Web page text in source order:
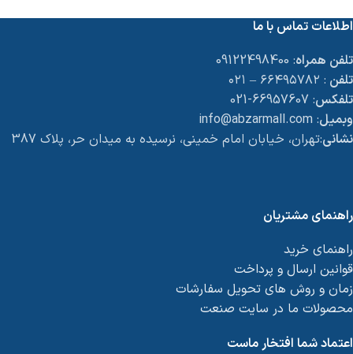
اطلاعات تماس با ما
تلفن همراه: 09122498400
تلفن : ۶۶۴۹۵۷۸۲ – ۰۲۱
تلفکس: 66957607-021
وبمیل: info@abzarmall.com
نشانی:تهران، خیابان امام خمینی، نرسیده به میدان حر، پلاک 387
راهنمای مشتریان
راهنمای خرید
قوانین ارسال و پرداخت
زمان و روش های تحویل سفارشات
محصولات ما در سایت صنعت
اعتماد شما افتخار ماست